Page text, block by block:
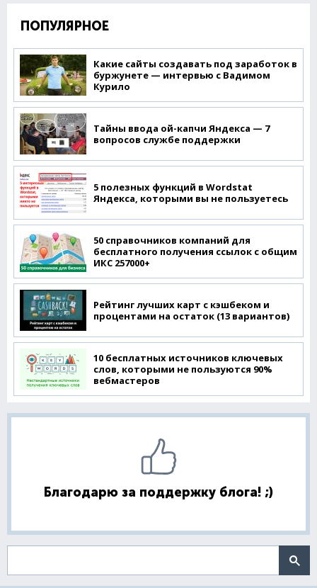
ПОПУЛЯРНОЕ
Какие сайты создавать под заработок в
буржунете — интервью с Вадимом
Курило
Тайны ввода ой-капчи Яндекса — 7
вопросов службе поддержки
5 полезных функций в Wordstat
Яндекса, которыми вы не пользуетесь
50 справочников компаний для
бесплатного получения ссылок с общим
ИКС 257000+
Рейтинг лучших карт с кэшбеком и
процентами на остаток (13 вариантов)
10 бесплатных источников ключевых
слов, которыми не пользуются 90%
вебмастеров
Благодарю за поддержку блога! ;)